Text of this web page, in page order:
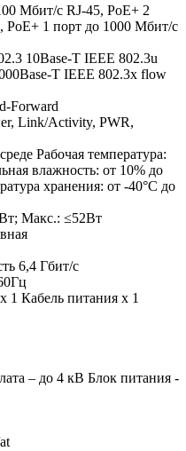
Мбит/с RJ-45, PoE+ 2
PoE+ 1 порт до 1000 Мбит/с
10Base-T IEEE 802.3u
T IEEE 802.3x flow
Forward
Link/Activity, PWR,
Рабочая температура:
влажность: от 10% до
хранения: от -40°C до
Макс.: ≤52Вт
6,4 Гбит/с
1 Кабель питания х 1
– до 4 кВ Блок питания -